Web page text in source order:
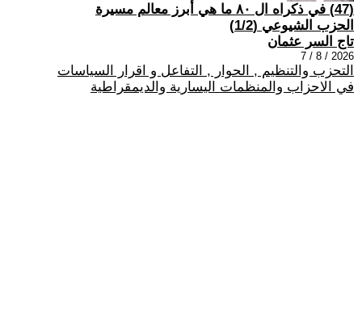
(47) في ذكراه ال ٨٠ ما هي أبرز معالم مسيرة
الحزب الشيوعي (1/2)
تاج السر عثمان
2026 / 8 / 7
التحزب والتنظيم , الحوار , التفاعل و اقرار السياسات
في الاحزاب والمنظمات اليسارية والديمقراطية